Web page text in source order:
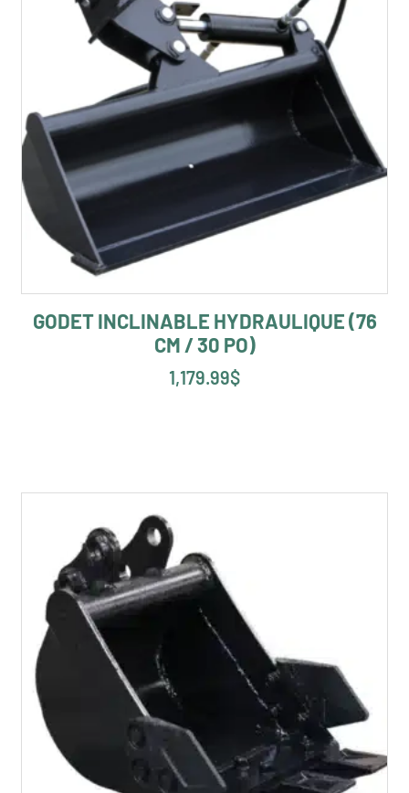
GODET INCLINABLE HYDRAULIQUE (76
CM / 30 PO)
1,179.99$